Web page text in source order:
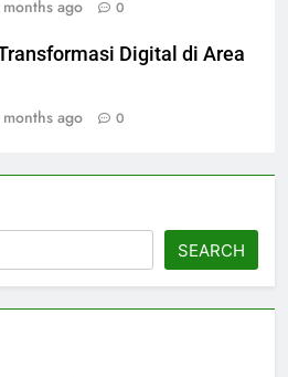
months ago 0
Digital di Area
ago 0
SEARCH